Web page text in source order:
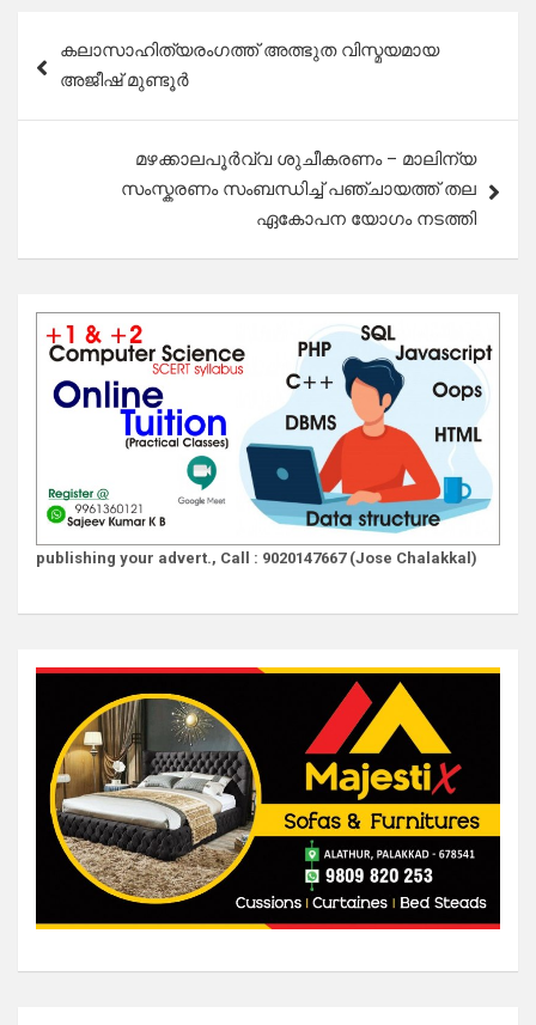
navigation
കലാസാഹിത്യരംഗത്ത് അത്ഭുത വിസ്മയമായ
അജീഷ് മുണ്ടൂർ
മഴക്കാലപൂർവ്വ ശുചീകരണം – മാലിന്യ
സംസ്കരണം സംബന്ധിച്ച് പഞ്ചായത്ത് തല
ഏകോപന യോഗം നടത്തി
publishing your advert., Call : 9020147667 (Jose Chalakkal)